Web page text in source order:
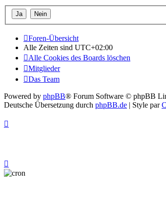
Foren-Übersicht
Alle Zeiten sind UTC+02:00
Alle Cookies des Boards löschen
Mitglieder
Das Team
Powered by phpBB® Forum Software © phpBB
Deutsche Übersetzung durch phpBB.de | Style par